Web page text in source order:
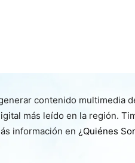
contenido multimedia
más leído en la región.
información en ¿Quiénes